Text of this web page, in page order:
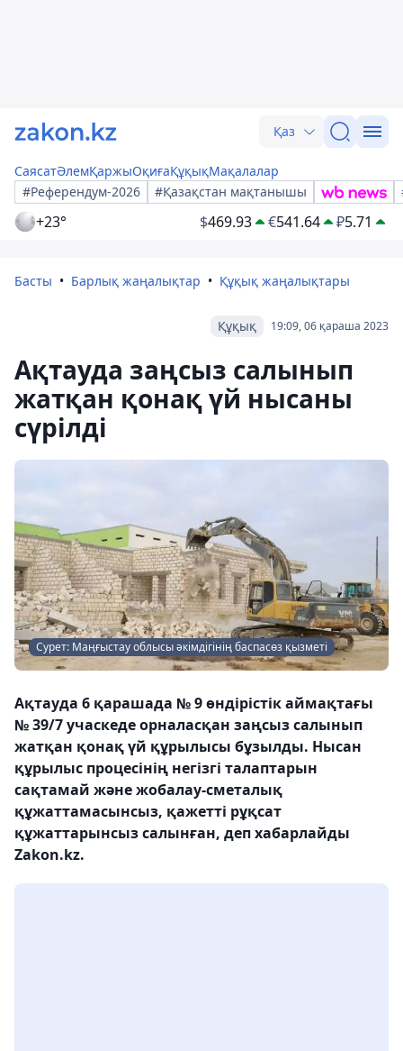
Қаз
СаясатӘлемҚаржыОқиғаҚұқықМақалалар
#Референдум-2026
#Қазақстан мақтанышы
+23° $469.93 €541.64 ₽5.71
Басты Барлық жаңалықтар Құқық жаңалықтары
19:09, 06 қараша 2023
Құқық
Ақтауда заңсыз салынып
жатқан қонақ үй нысаны
сүрілді
Сурет: Маңғыстау облысы әкімдігінің баспасөз қызметі
Ақтауда 6 қарашада № 9 өндірістік аймақтағы
№ 39/7 учаскеде орналасқан заңсыз салынып
жатқан қонақ үй құрылысы бұзылды. Нысан
құрылыс процесінің негізгі талаптарын
сақтамай және жобалау-сметалық
құжаттамасынсыз, қажетті рұқсат
құжаттарынсыз салынған, деп хабарлайды
Zakon.kz.